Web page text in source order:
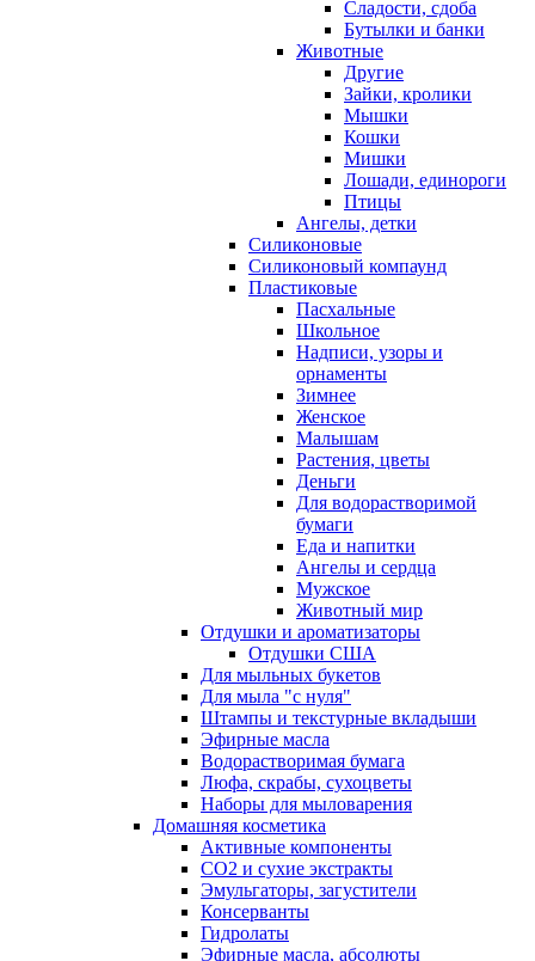
Сладости, сдоба
Бутылки и банки
Животные
Другие
Зайки, кролики
Мышки
Кошки
Мишки
Лошади, единороги
Птицы
Ангелы, детки
Силиконовые
Силиконовый компаунд
Пластиковые
Пасхальные
Школьное
Надписи, узоры и
орнаменты
Зимнее
Женское
Малышам
Растения, цветы
Деньги
Для водорастворимой
бумаги
Еда и напитки
Ангелы и сердца
Мужское
Животный мир
Отдушки и ароматизаторы
Отдушки США
Для мыльных букетов
Для мыла "с нуля"
Штампы и текстурные вкладыши
Эфирные масла
Водорастворимая бумага
Люфа, скрабы, сухоцветы
Наборы для мыловарения
Домашняя косметика
Активные компоненты
СО2 и сухие экстракты
Эмульгаторы, загустители
Консерванты
Гидролаты
Эфирные масла, абсолюты